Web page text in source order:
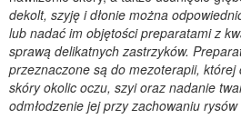
dekolt, szyję i dłonie można
lub nadać im objętości preparatami z
sprawą delikatnych zastrzyków.
przeznaczone są do mezoterapii,
skóry okolic oczu, szyi oraz nadanie
odmłodzenie jej przy zachowaniu